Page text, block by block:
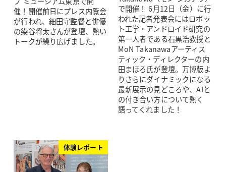
催！開催前日にプレス内覧会
が行われ、細田守監督と俳優
の染谷将太さんが登壇、熱い
トークが繰り広げました。
で開催！ 6月12日（金）に行
われた記者発表会にはロボッ
ト工学・アンドロイド研究の
第一人者である石黒浩教授と
MoN Takanawaアーティス
ティック・ディレクターの内
田まほろ氏が登壇。万博版よ
りさらにダイナミックになる
最新展示の見どころや、AIと
の付き合い方について熱く
語ってくれました！
体験レポート